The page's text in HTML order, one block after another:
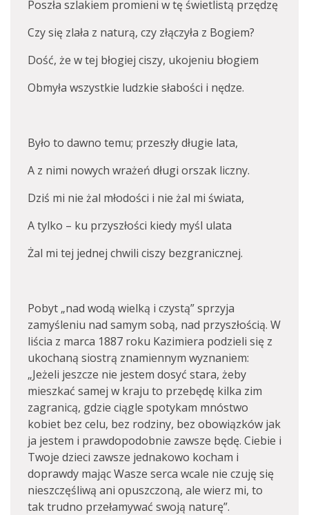
Poszła szlakiem promieni w tę świetlistą przędzę
Czy się zlała z naturą, czy złączyła z Bogiem?
Dość, że w tej błogiej ciszy, ukojeniu błogiem
Obmyła wszystkie ludzkie słabości i nędze.
Było to dawno temu; przeszły długie lata,
A z nimi nowych wrażeń długi orszak liczny.
Dziś mi nie żal młodości i nie żal mi świata,
A tylko – ku przyszłości kiedy myśl ulata
Żal mi tej jednej chwili ciszy bezgranicznej.
Pobyt „nad wodą wielką i czystą” sprzyja
zamyśleniu nad samym sobą, nad przyszłością. W
liścia z marca 1887 roku Kazimiera podzieli się z
ukochaną siostrą znamiennym wyznaniem:
„Jeżeli jeszcze nie jestem dosyć stara, żeby
mieszkać samej w kraju to przebędę kilka zim
zagranicą, gdzie ciągle spotykam mnóstwo
kobiet bez celu, bez rodziny, bez obowiązków jak
ja jestem i prawdopodobnie zawsze będę. Ciebie i
Twoje dzieci zawsze jednakowo kocham i
doprawdy mając Wasze serca wcale nie czuję się
nieszczęśliwą ani opuszczoną, ale wierz mi, to
tak trudno przełamywać swoją naturę”.